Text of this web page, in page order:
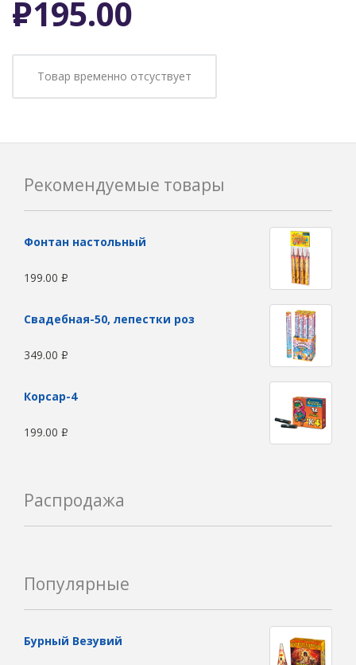
Р195.00
Товар временно отсуствует
Рекомендуемые товары
Фонтан настольный
199.00 Р
Свадебная-50, лепестки роз
349.00 Р
Корсар-4
199.00 Р
Распродажа
Популярные
Бурный Везувий